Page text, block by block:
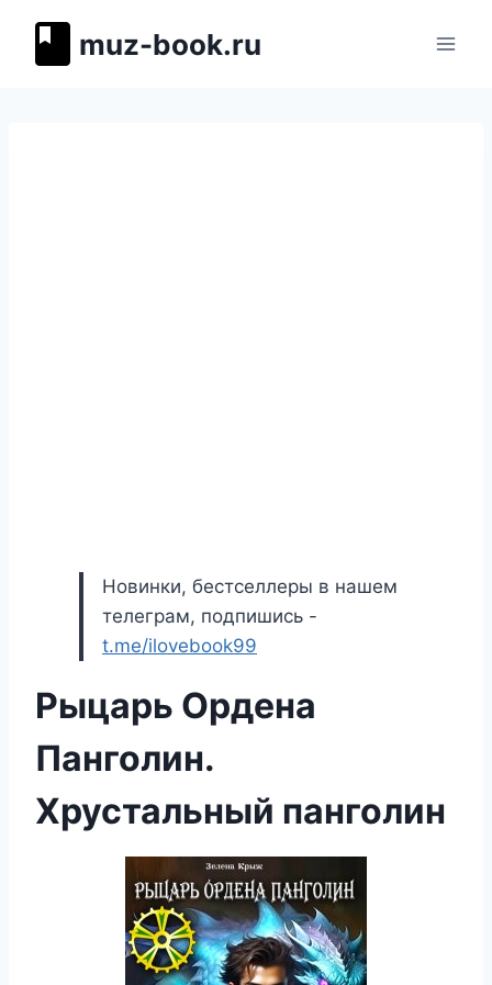
muz-book.ru
Новинки, бестселлеры в нашем
телеграм, подпишись -
t.me/ilovebook99
Рыцарь Ордена
Панголин.
Хрустальный панголин